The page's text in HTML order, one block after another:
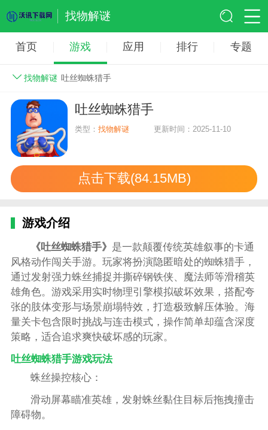
找物解谜
首页 游戏 应用 排行 专题
找物解谜 吐丝蜘蛛猎手
吐丝蜘蛛猎手
类型：找物解谜 更新时间：2025-11-10
点击下载(84.15MB)
游戏介绍
《吐丝蜘蛛猎手》 是一款颠覆传统英雄叙事的卡通
风格动作闯关手游。玩家将扮演隐匿暗处的蜘蛛猎手，
通过发射强力蛛丝捕捉并撕碎钢铁侠、魔法师等滑稽英
雄角色。游戏采用实时物理引擎模拟破坏效果，搭配夸
张的肢体变形与场景崩塌特效，打造极致解压体验。海
量关卡包含限时挑战与连击模式，操作简单却蕴含深度
策略，适合追求爽快破坏感的玩家。
吐丝蜘蛛猎手游戏玩法
蛛丝操控核心：
滑动屏幕瞄准英雄，发射蛛丝黏住目标后拖拽撞击
障碍物。